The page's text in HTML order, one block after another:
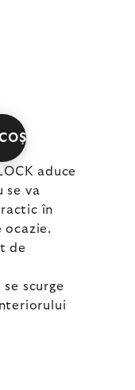
aduce
se va
în
ocazie.
de
scurge